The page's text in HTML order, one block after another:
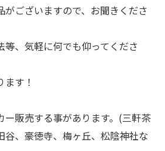
がございますので、お聞きくださ
等、気軽に何でも仰ってくださ
す！
販売する事があります。(三軒茶
谷、豪徳寺、梅ヶ丘、松陰神社な